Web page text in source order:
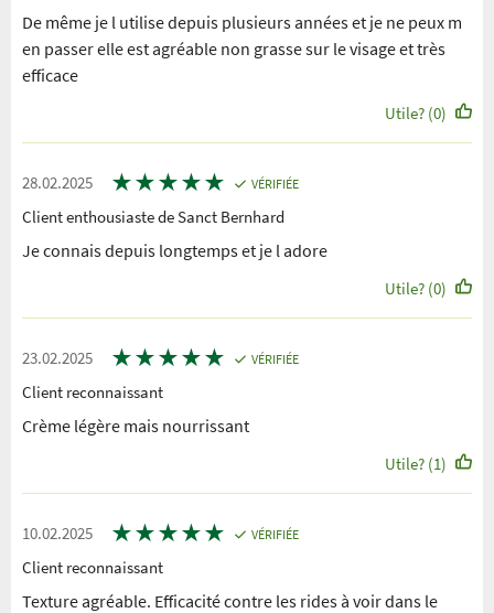
De même je l utilise depuis plusieurs années et je ne peux m
en passer elle est agréable non grasse sur le visage et très
efficace
Utile? (0)
28.02.2025 ★★★★★ VÉRIFIÉE
Client enthousiaste de Sanct Bernhard
Je connais depuis longtemps et je l adore
Utile? (0)
23.02.2025 ★★★★★ VÉRIFIÉE
Client reconnaissant
Crème légère mais nourrissant
Utile? (1)
10.02.2025 ★★★★★ VÉRIFIÉE
Client reconnaissant
Texture agréable. Efficacité contre les rides à voir dans le